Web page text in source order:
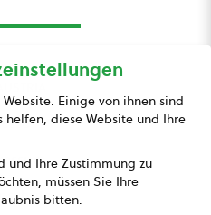
Einige von ihnen sind
helfen, diese Website und Ihre
und Ihre Zustimmung zu
müssen Sie Ihre
bitten.